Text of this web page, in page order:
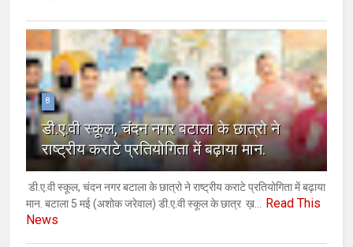
8
डी.ए.वी स्कूल, चंदन नगर बटाला के छात्रो ने
राष्ट्रीय कराटे प्रतियोगिता में बढ़ाया मान.
डी.ए.वी स्कूल, चंदन नगर बटाला के छात्रो ने राष्ट्रीय कराटे प्रतियोगिता में बढ़ाया
मान. बटाला 5 मई (अशोक ‌जरेवाल) डी.ए.वी स्कूल के छात्र ख़...
Read This
News